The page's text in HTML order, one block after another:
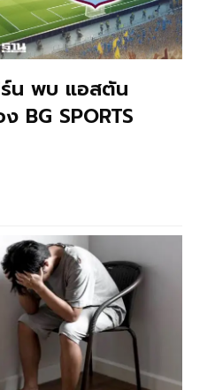
น พบ แอสตัน
BG SPORTS